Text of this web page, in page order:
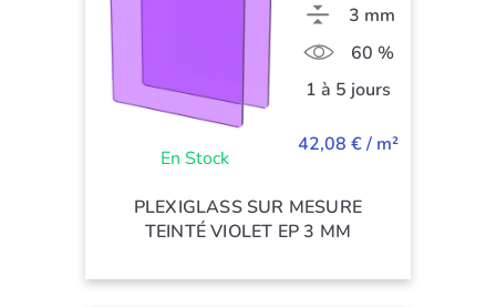
En Stock
3 mm
60 %
1 à 5 jours
42,08 € / m²
PLEXIGLASS SUR MESURE
TEINTÉ VIOLET EP 3 MM